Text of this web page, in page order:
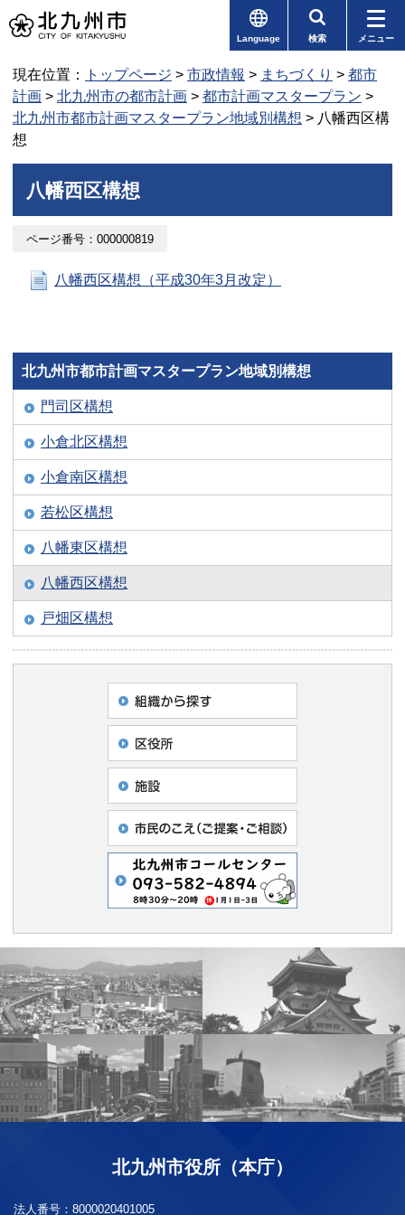
Language 検索 メニュー
現在位置： トップページ > 市政情報 > まちづくり > 都市
計画 > 北九州市の都市計画 > 都市計画マスタープラン >
北九州市都市計画マスタープラン地域別構想 > 八幡西区構
想
八幡西区構想
ページ番号：000000819
八幡西区構想（平成30年3月改定）
北九州市都市計画マスタープラン地域別構想
門司区構想
小倉北区構想
小倉南区構想
若松区構想
八幡東区構想
八幡西区構想
戸畑区構想
北九州市役所（本庁）
法人番号： 8000020401005